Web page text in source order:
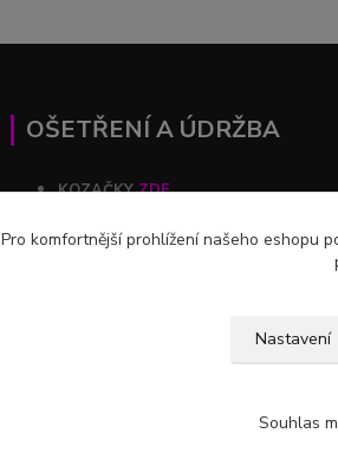
OŠETŘENÍ A ÚDRŽBA
KOZAČKYZDE
Pro komfortnější prohlížení našeho eshopu
Nastavení
Souhlas